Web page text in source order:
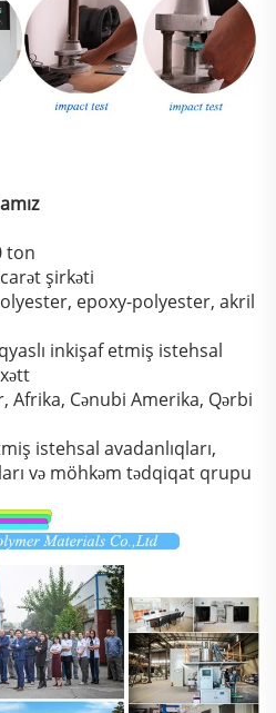
ton
şirkəti
epoxy-polyester, akril
inkişaf etmiş istehsal
Afrika, Cənubi Amerika, Qərbi
istehsal avadanlıqları,
və möhkəm tədqiqat qrupu